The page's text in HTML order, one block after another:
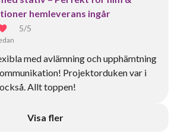
hemleverans ingår
5/5
med avlämning och upphämtning
Projektorduken var i
Allt toppen!
Visa fler